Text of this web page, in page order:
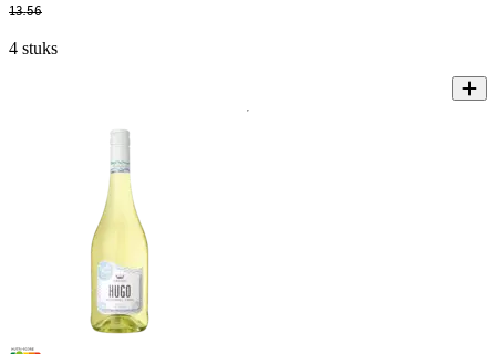
13.56
4 stuks